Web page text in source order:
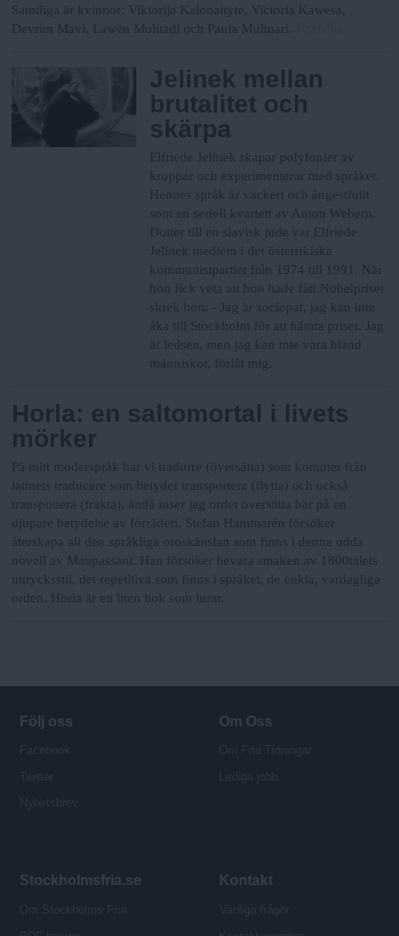
Samtliga är kvinnor: Viktorija Kalonaityte, Victoria Kawesa,
Devrim Mavi, Lawen Mohtadi och Paula Mulinari.
Jelinek mellan
brutalitet och
skärpa
Elfriede Jelinek skapar polyfonier av
kroppar och experimenterar med språket.
Hennes språk är vackert och ångestfullt
som en seriell kvartett av Anton Webern.
Dotter till en slavisk jude var Elfriede
Jelinek medlem i det österrikiska
kommunistpartiet från 1974 till 1991. När
hon fick veta att hon hade fått Nobelpriset
skrek hon:
- Jag är sociopat, jag kan inte
åka till Stockholm för att hämta priset. Jag
är ledsen, men jag kan inte vara bland
människor, förlåt mig.
Horla: en saltomortal i livets
mörker
På mitt moderspråk har vi tradurre (översätta) som kommer från
latinets traducere som betyder transportera (flytta) och också
transponera (frakta), ändå inser jag ordet översätta bär på en
djupare betydelse av förräderi. Stefan Hammarén försöker
återskapa all den språkliga oroskänslan som finns i denna udda
novell av Maupassant. Han försöker bevara smaken av 1800talets
uttrycksstil, det repetitiva som finns i språket, de enkla, vardagliga
orden. Horla är en liten bok som lurar.
Följ oss Om Oss
Stockholmsfria.se Kontakt